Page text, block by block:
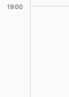
19:00